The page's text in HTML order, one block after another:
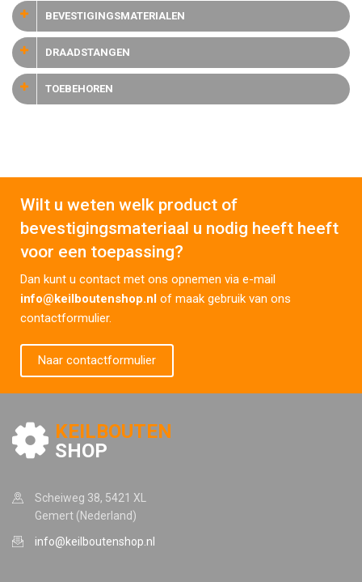
BEVESTIGINGSMATERIALEN
DRAADSTANGEN
TOEBEHOREN
Wilt u weten welk product of
bevestigingsmateriaal u nodig heeft heeft
voor een toepassing?
Dan kunt u contact met ons opnemen via e-mail
info@keilboutenshop.nl of maak gebruik van ons
contactformulier.
Naar contactformulier
KEILBOUTEN
SHOP
Scheiweg 38, 5421 XL
Gemert (Nederland)
info@keilboutenshop.nl